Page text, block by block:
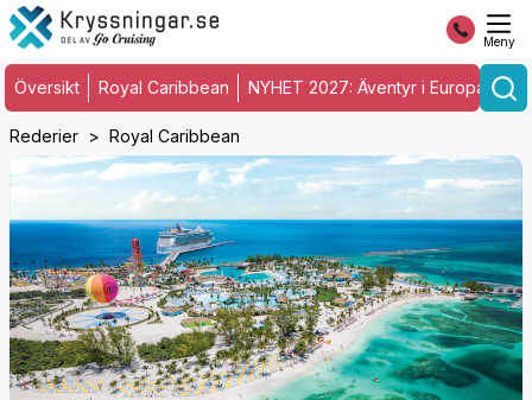
Meny
Översikt Royal Caribbean NYHET 2027: Äventyr i Europa
Rederier Royal Caribbean